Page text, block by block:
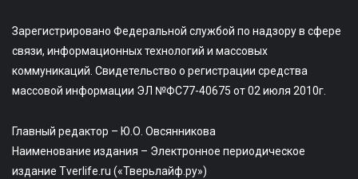
Зарегистрировано Федеральной службой по надзору в сфере
связи, информационных технологий и массовых
коммуникаций. Свидетельство о регистрации средства
массовой информации ЭЛ №ФС77-40675 от 02 июля 2010г.
Главный редактор – Ю.О. Овсянникова
Наименование издания – Электронное периодическое
издание Tverlife.ru («Тверьлайф.ру»)